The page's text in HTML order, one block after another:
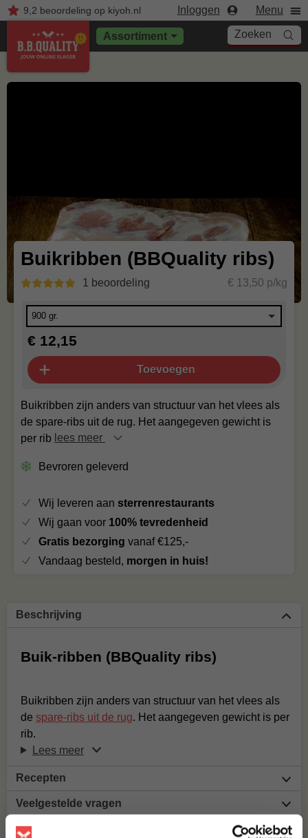
9,2 beoordelingop kiyoh.nl Inloggen Menu
Assortiment Zoeken
Buikribben (BBQuality ribs)
1 beoordeling € 13,50 p/kg
Buikribben zijn anders van structuur van het vlees als
de spare-ribs uit de rug. Het aangegeven gewicht is
per rib lees meer
Bevroren geleverd
€ 12,15
Toevoegen
Wij leveren aan sterrenrestaurants
Wij gaan voor 100% tevredenheid
Gratis bezorging vanaf €125,-
Vandaag besteld, morgen in huis!
Beschrijving
Buik-ribben (BBQuality ribs)
Buikribben zijn anders van structuur van het vlees als
de spare-ribs uit de rug. Het aangegeven gewicht is per
rib.
Lees meer
Recepten
Veelgestelde vragen
Productbeoordelingen